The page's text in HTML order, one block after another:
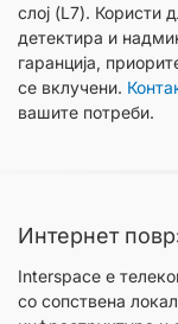
слој (L7). Користи
детектира и
гаранција,
се вклучени.
вашите потреби.
Интернет
Interspace е
со сопствена